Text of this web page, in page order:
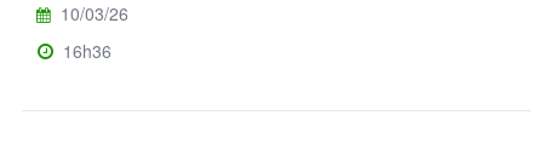
10/03/26
16h36